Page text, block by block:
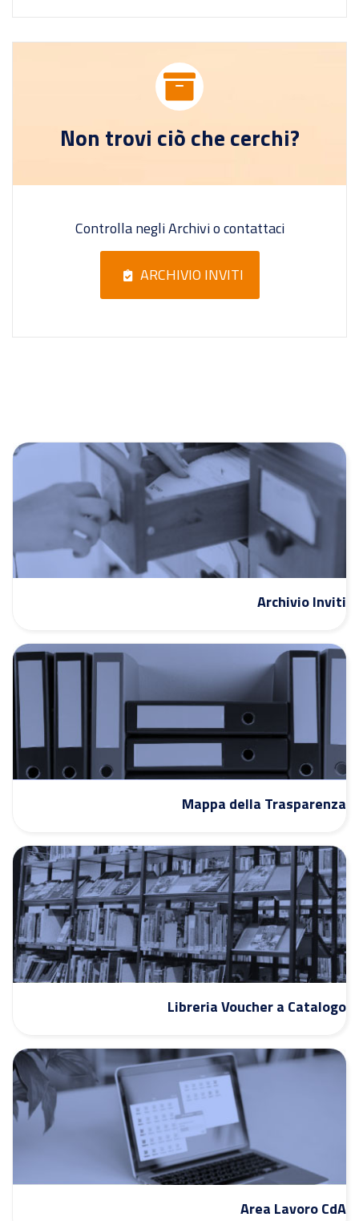
Non trovi ciò che cerchi?
Controlla negli Archivi o contattaci
ARCHIVIO INVITI
Archivio Inviti
Mappa della Trasparenza
Libreria Voucher a Catalogo
Area Lavoro CdA